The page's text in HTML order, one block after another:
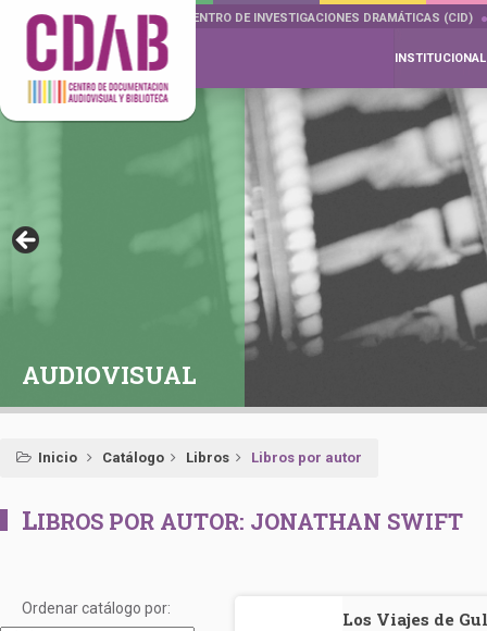
DOCUMENTA DRAMÁTICAS CENTRO DE INVESTIGACIONES DRAMÁTICAS (CID)
INSTITUCIONAL
AUDIOVISUAL
Inicio Catálogo Libros Libros por autor
LIBROS POR AUTOR: JONATHAN SWIFT
Ordenar catálogo por: Los Viajes de